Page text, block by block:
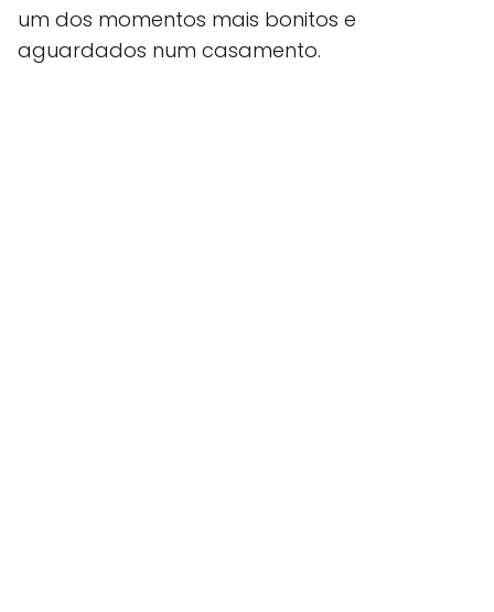
um dos momentos mais bonitos e
aguardados num casamento.